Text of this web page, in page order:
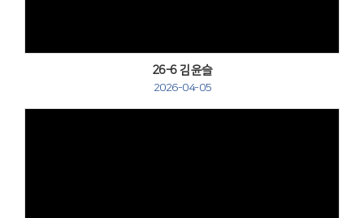
26-6 김윤슬
2026-04-05